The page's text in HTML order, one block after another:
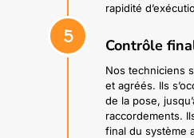
rapidité
5 Contrôle
Nos techniciens
et agréés. Ils
de la pose,
raccordements.
final du système